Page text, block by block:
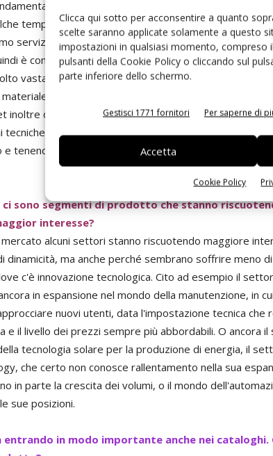
Clicca qui sotto per acconsentire a quanto
scelte saranno applicate solamente a questo
impostazioni in qualsiasi momento, compreso
pulsanti della Cookie Policy o cliccando sul
parte inferiore dello schermo.
Gestisci 1771 fornitori Per saperne di
Accetta
Cookie Policy
cambiate negli ultimi anni; oggi però si
tempo fa venivano considerati eccezionali.
servizio; il cliente pretende, giustamente, di ricevere
è continua e richiede ingenti investimenti. Il cliente
vasta di prodotti, e dato che per effettuare
disponibile a stock, si può facilmente intuire
inoltre deve essere funzionale, veloce, interattivo,
e consentire una chiara e funzionale gestione
tenendo conto di una concorrenza che, senza dubbio,
ci sono segmenti di prodotto che stanno
interesse?
alcuni settori stanno riscuotendo maggiore
dinamicità, ma anche perché sembrano soffrire meno
c'è innovazione tecnologica. Cito ad esempio il
in espansione nel mondo della manutenzione, in
nuovi utenti, data l'impostazione tecnica che
e il livello dei prezzi sempre più abbordabili. O ancora
tecnologia solare per la produzione di energia, il
che certo non conosce rallentamento nella sua
in parte la crescita dei volumi, o il mondo
sue posizioni.
in modo importante anche nei cataloghi.